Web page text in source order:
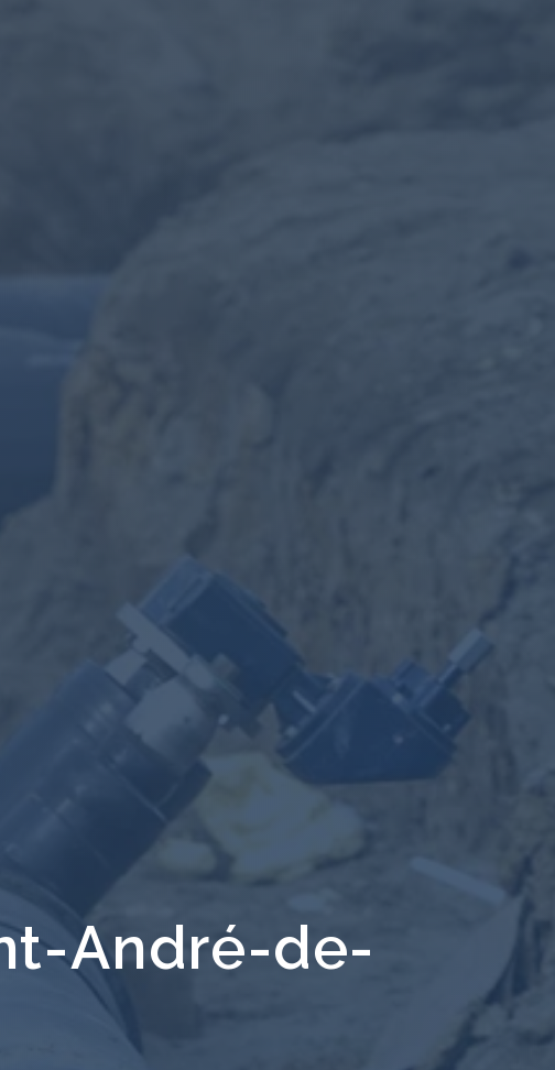
André-de-